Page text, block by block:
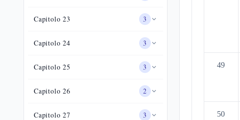
Capitolo23 3
Capitolo24 3
Capitolo25 3
Capitolo26 2
Capitolo27 3
49
50